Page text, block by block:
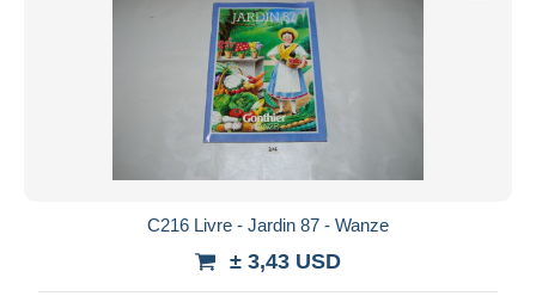
C216 Livre - Jardin 87 - Wanze
± 3,43 USD